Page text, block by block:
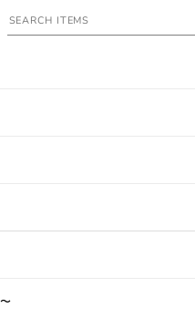
ライン通販なら【公式】古着屋BIG2nd